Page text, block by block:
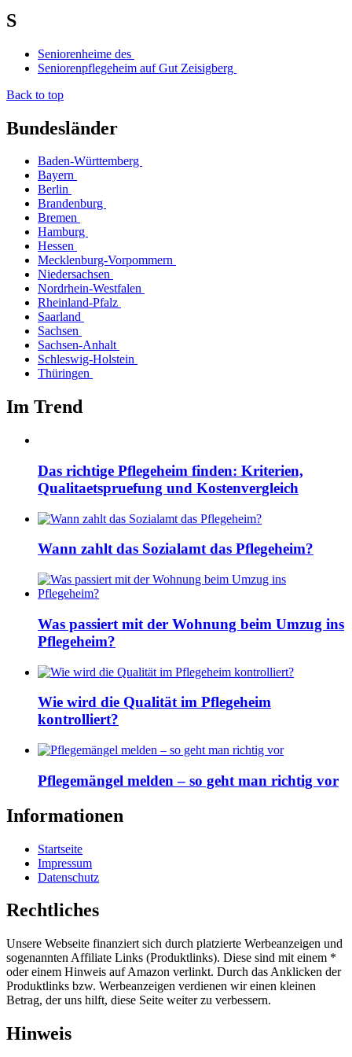
S
Seniorenheime des
Seniorenpflegeheim auf Gut Zeisigberg
Back to top
Bundesländer
Baden-Württemberg
Bayern
Berlin
Brandenburg
Bremen
Hamburg
Hessen
Mecklenburg-Vorpommern
Niedersachsen
Nordrhein-Westfalen
Rheinland-Pfalz
Saarland
Sachsen
Sachsen-Anhalt
Schleswig-Holstein
Thüringen
Im Trend
Das richtige Pflegeheim finden: Kriterien,
Qualitaetspruefung und Kostenvergleich
Wann zahlt das Sozialamt das Pflegeheim?
Was passiert mit der Wohnung beim Umzug ins
Pflegeheim?
Wie wird die Qualität im Pflegeheim
kontrolliert?
Pflegemängel melden – so geht man richtig vor
Informationen
Startseite
Impressum
Datenschutz
Rechtliches
Unsere Webseite finanziert sich durch platzierte Werbeanzeigen und
sogenannten Affiliate Links (Produktlinks). Diese sind mit einem *
oder einem Hinweis auf Amazon verlinkt. Durch das Anklicken der
Produktlinks bzw. Werbeanzeigen verdienen wir einen kleinen
Betrag, der uns hilft, diese Seite weiter zu verbessern.
Hinweis